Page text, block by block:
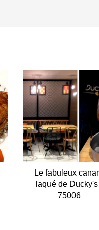
Le fabuleux
laqué de Ducky's
75006